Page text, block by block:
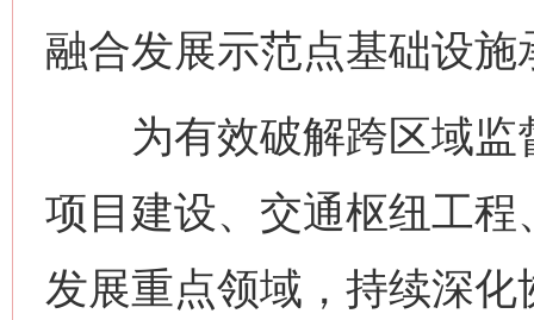
融合发展示范点基础设施
为有效破解跨区域监
项目建设、交通枢纽工
发展重点领域，持续深